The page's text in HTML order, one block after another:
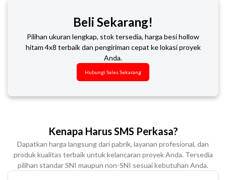
Beli Sekarang!
Pilihan ukuran lengkap, stok tersedia, harga besi hollow
hitam 4x8 terbaik dan pengiriman cepat ke lokasi proyek
Anda.
Hubungi Sales Sekarang
Kenapa Harus SMS Perkasa?
Dapatkan harga langsung dari pabrik, layanan profesional, dan
produk kualitas terbaik untuk kelancaran proyek Anda. Tersedia
pilihan standar SNI maupun non-SNI sesuai kebutuhan Anda.